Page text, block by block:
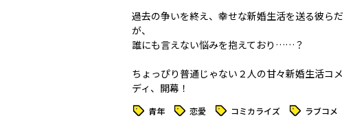
過去の争いを終え、幸せな新婚生活を送る彼らだ
が、
誰にも言えない悩みを抱えており……？
ちょっぴり普通じゃない２人の甘々新婚生活コメ
ディ、開幕！
タグ 青年 タグ 恋愛 タグ コミカライズ タグ ラブコメ